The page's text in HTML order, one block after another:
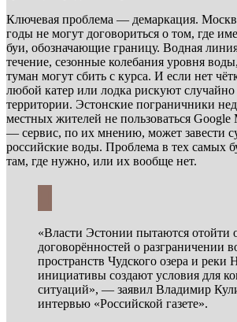
Ключевая проблема — демаркация.
годы не могут договориться о том, где
буи, обозначающие границу. Водная
течение, сезонные колебания уровня
туман могут сбить с курса. И если нет
любой катер или лодка рискуют случайно
территории. Эстонские пограничники
местных жителей не пользоваться Google
— сервис, по их мнению, может завести
российские воды. Проблема в тех самых
там, где нужно, или их вообще нет.
«Власти Эстонии пытаются отойти
договорённостей о разграничении
пространств Чудского озера и реки
инициативы создают условия для
ситуаций», — заявил Владимир
интервью «Российской газете».